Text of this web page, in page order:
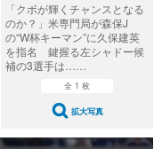
「クボが輝くチャンスとなる
のか？」米専門局が森保J
の“W杯キーマン”に久保建英
を指名 鍵握る左シャドー候
補の3選手は……
全 1 枚
拡大写真